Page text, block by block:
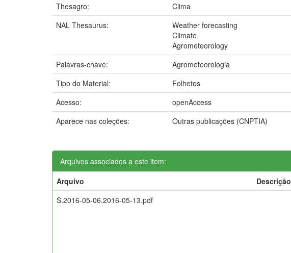
Thesagro:
Clima
NAL Thesaurus:
Weather forecasting
Climate
Agrometeorology
Palavras-chave:
Agrometeorologia
Tipo do Material:
Folhetos
Acesso:
openAccess
Aparece nas coleções:
Outras publicações (CNPTIA)
Arquivos associados a este item:
Arquivo
Descrição
S.2016-05-06.2016-05-13.pdf